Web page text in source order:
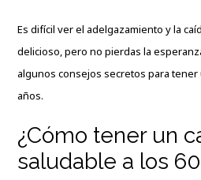
Es difícil ver el adelgazamiento y la
delicioso, pero no pierdas la
algunos consejos secretos para tener
años.
¿Cómo tener un
saludable a los